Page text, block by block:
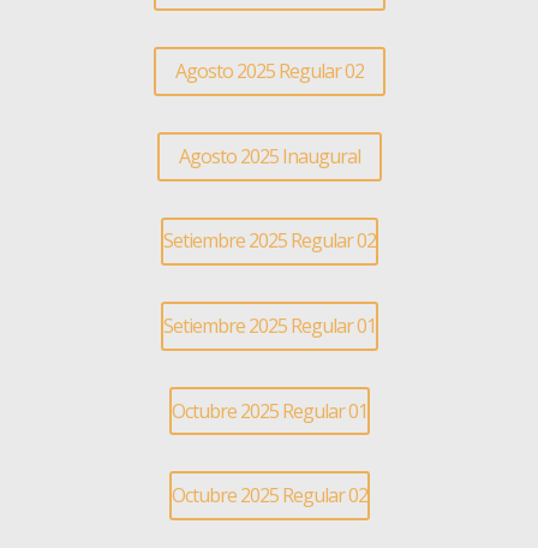
Agosto 2025 Regular 02
Agosto 2025 Inaugural
Setiembre 2025 Regular 02
Setiembre 2025 Regular 01
Octubre 2025 Regular 01
Octubre 2025 Regular 02